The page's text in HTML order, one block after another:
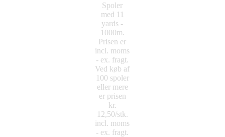
Spoler
med 11
yards -
1000m.
Prisen er
incl. moms
- ex. fragt.
Ved køb af
100 spoler
eller mere
er prisen
kr.
12,50/stk.
incl. moms
- ex. fragt.